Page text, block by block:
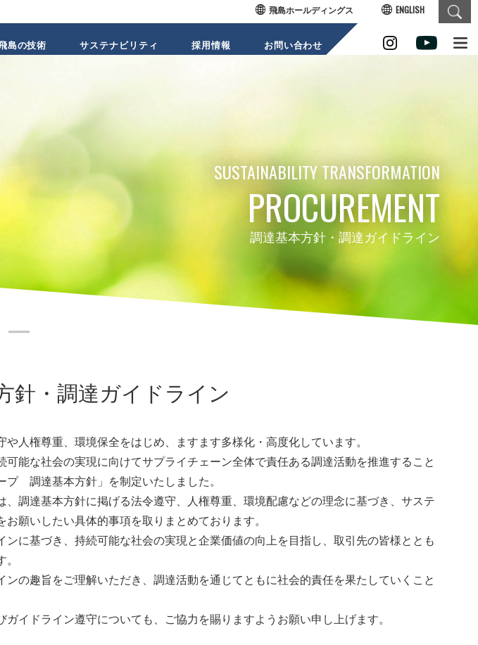
島の技術 サステナビリティ 採用情報 お問い合わせ
飛島ホールディングス ENGLISH
SUSTAINABILIT
Y
TRANSFORMAT
ION
ANTARCTICA
SUSTAINABILITY TRANSFORMATION
PROCUREMENT
調達基本方針・調達ガイドライン
・調達ガイドライン
人権尊重、環境保全をはじめ、ますます多様化・高度化しています。
能な社会の実現に向けてサプライチェーン全体で責任ある調達活動を推進すること
プ 調達基本方針」を制定いたしました。
調達基本方針に掲げる法令遵守、人権尊重、環境配慮などの理念に基づき、サステ
願いしたい具体的事項を取りまとめております。
に基づき、持続可能な社会の実現と企業価値の向上を目指し、取引先の皆様ととも
の趣旨をご理解いただき、調達活動を通じてともに社会的責任を果たしていくこと
イドライン遵守についても、ご協力を賜りますようお願い申し上げます。